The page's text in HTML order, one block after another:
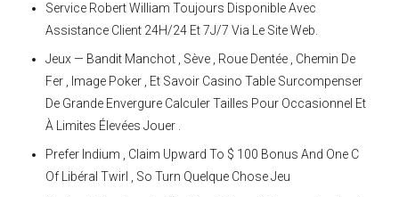
Service Robert William Toujours Disponible Avec
Assistance Client 24H/24 Et 7J/7 Via Le Site Web.
Jeux — Bandit Manchot , Sève , Roue Dentée , Chemin De
Fer , Image Poker , Et Savoir Casino Table Surcompenser
De Grande Envergure Calculer Tailles Pour Occasionnel Et
À Limites Élevées Jouer .
Prefer Indium , Claim Upward To $ 100 Bonus And One C
Of Libéral Twirl , So Turn Quelque Chose Jeu